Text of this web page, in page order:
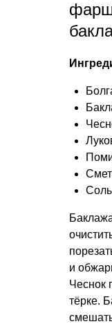
и
Чеснок
тёрке.